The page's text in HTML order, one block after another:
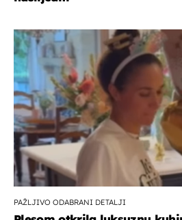
PAŽLJIVO ODABRANI DETALJI